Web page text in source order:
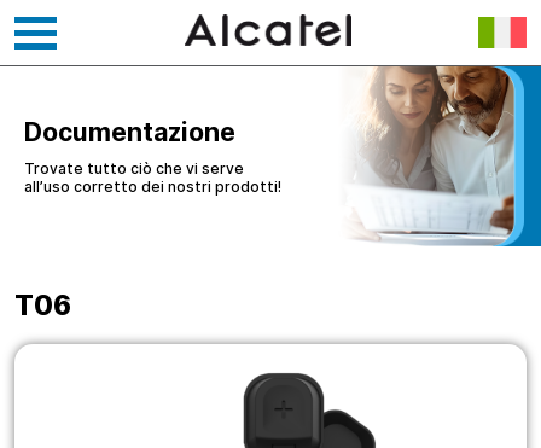
contenuto
Documentazione
Trovate tutto ciò che vi serve
all’uso corretto dei nostri prodotti!
T06